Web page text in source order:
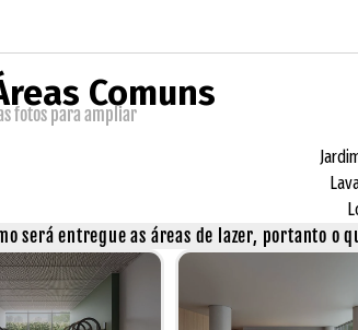
Comuns
fotos para ampliar
será entregue as áreas de lazer, portanto o